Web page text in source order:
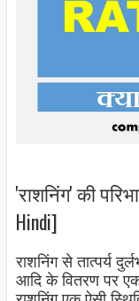
'राशनिंग' की
Hindi]
राशनिंग से तात्पर्य
आदि के वितरण पर